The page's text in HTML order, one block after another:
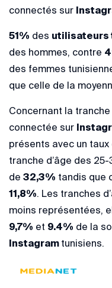
connectés sur
51% des utilisateurs
des hommes, contre
des femmes
que celle de la
Concernant la tranche
connectée sur
présents avec un taux
tranche d’âge des
de 32,3% tandis que
11,8%. Les tranches
moins représentées,
9,7% et 9.4% de la
Instagram tunisiens.